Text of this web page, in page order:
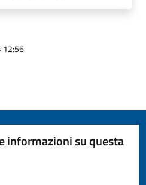
12:56
informazioni su questa